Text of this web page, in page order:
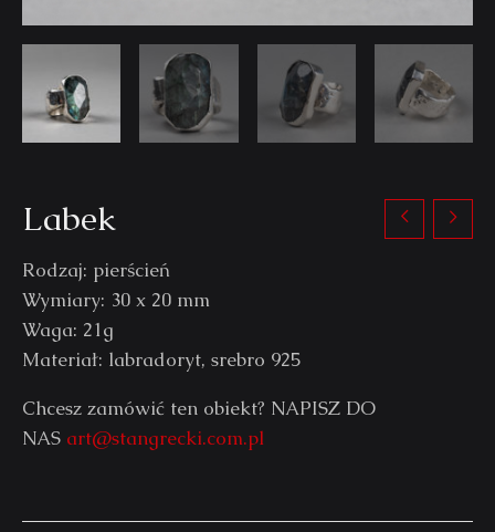
Labek
Rodzaj: pierścień
Wymiary: 30 x 20 mm
Waga: 21g
Materiał: labradoryt, srebro 925
Chcesz zamówić ten obiekt? NAPISZ DO
NAS art@stangrecki.com.pl